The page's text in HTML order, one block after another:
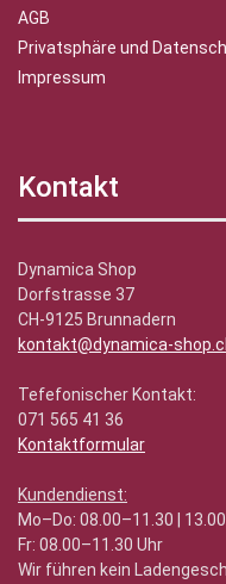
AGB
Privatsphäre und
Impressum
Kontakt
Dynamica Shop
Dorfstrasse 37
CH-9125 Brunnadern
kontakt@dynamica-
Tefefonischer Kontakt:
071 565 41 36
Kontaktformular
Kundendienst:
Mo–Do: 08.00–11.30 |
Fr: 08.00–11.30 Uhr
Wir führen kein